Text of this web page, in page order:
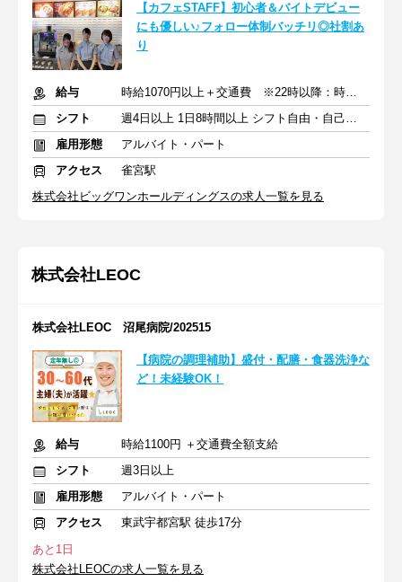
【カフェSTAFF】初心者＆バイトデビュー
にも優しい♪フォロー体制バッチリ◎社割あ
り
給与
時給1070円以上＋交通費 ※22時以降：時給1338円
シフト
週4日以上 1日8時間以上 シフト自由・自己申告
雇用形態
アルバイト・パート
アクセス
雀宮駅
株式会社ビッグワンホールディングスの求人一覧を見る
株式会社LEOC
株式会社LEOC 沼尾病院/202515
【病院の調理補助】盛付・配膳・食器洗浄な
ど！未経験OK！
給与
時給1100円 ＋交通費全額支給
シフト
週3日以上
雇用形態
アルバイト・パート
アクセス
東武宇都宮駅 徒歩17分
あと1日
株式会社LEOCの求人一覧を見る